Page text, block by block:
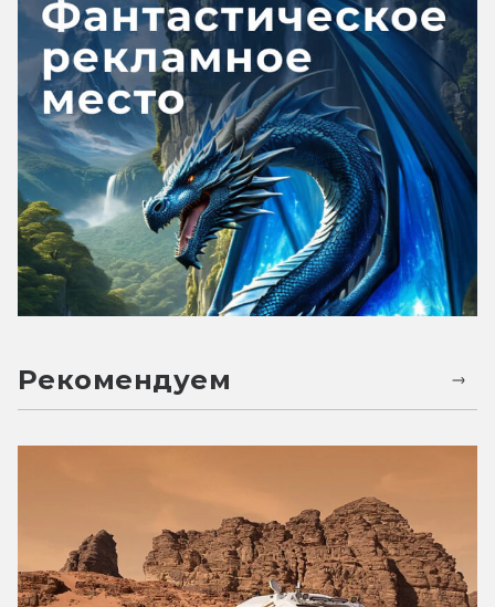
Рекомендуем